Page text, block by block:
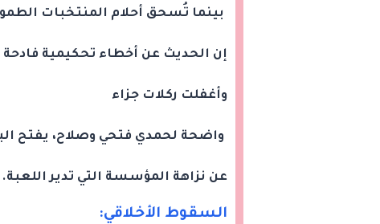
بينما تُسحق أحلام المنتخبات
إن الحديث عن أخطاء تحكيمية
وأغفلت ركلات جزاء
واضحة لحمدي فتحي وصلاح، يفتح
عن نزاهة المؤسسة التي تدير اللعبة.
السقوط الأخلاقي: